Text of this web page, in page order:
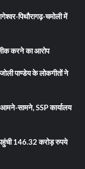
पिथौरागढ़-चमोली में
करने का आरोप
पाण्डेय के लोकगीतों ने
सामने, SSP कार्यालय
146.32 करोड़ रुपये